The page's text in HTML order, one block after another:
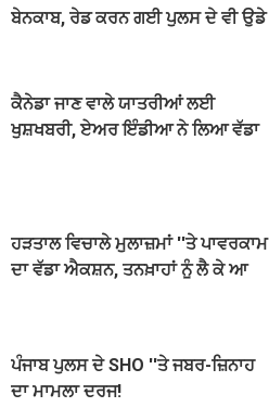
ਬੇਨਕਾਬ, ਰੇਡ ਕਰਨ ਗਈ ਪੁਲਸ ਦੇ ਵੀ ਉਡੇ
ਕੈਨੇਡਾ ਜਾਣ ਵਾਲੇ ਯਾਤਰੀਆਂ ਲਈ
ਖੁਸ਼ਖਬਰੀ, ਏਅਰ ਇੰਡੀਆ ਨੇ ਲਿਆ ਵੱਡਾ
ਹੜਤਾਲ ਵਿਚਾਲੇ ਮੁਲਾਜ਼ਮਾਂ ''ਤੇ ਪਾਵਰਕਾਮ
ਦਾ ਵੱਡਾ ਐਕਸ਼ਨ, ਤਨਖ਼ਾਹਾਂ ਨੂੰ ਲੈ ਕੇ ਆ
ਪੰਜਾਬ ਪੁਲਸ ਦੇ SHO ''ਤੇ ਜਬਰ-ਜ਼ਿਨਾਹ
ਦਾ ਮਾਮਲਾ ਦਰਜ!